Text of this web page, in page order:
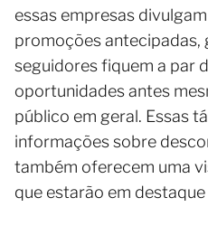
essas empresas
promoções antecipadas,
seguidores fiquem a par
oportunidades antes
público em geral. Essas
informações sobre
também oferecem uma
que estarão em